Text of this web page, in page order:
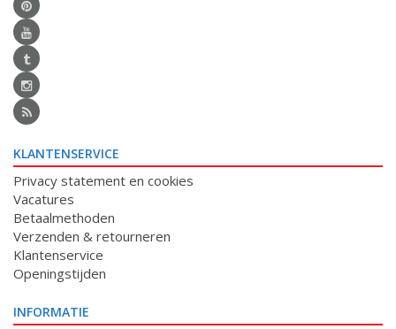
KLANTENSERVICE
Privacy statement en cookies
Vacatures
Betaalmethoden
Verzenden & retourneren
Klantenservice
Openingstijden
INFORMATIE